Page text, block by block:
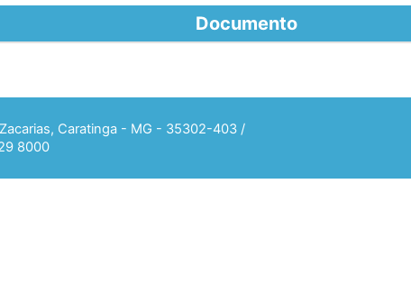
Documento
Caratinga - MG - 35302-403 /
8000